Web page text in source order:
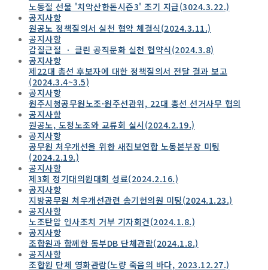
노동절 선물 '치악산한돈시즌3' 조기 지급(3024.3.22.)
공지사항
원공노 정책질의서 실천 협약 체결식(2024.3.11.)
공지사항
갑질근절 ㆍ 클린 공직문화 실천 협약식(2024.3.8)
공지사항
제22대 총선 후보자에 대한 정책질의서 전달 결과 보고
(2024.3.4~3.5)
공지사항
원주시청공무원노조·원주선관위, 22대 총선 선거사무 협의
공지사항
원공노, 도청노조와 교류회 실시(2024.2.19.)
공지사항
공무원 처우개선을 위한 새진보연합 노동본부장 미팅
(2024.2.19.)
공지사항
제3회 정기대의원대회 성료(2024.2.16.)
공지사항
지방공무원 처우개선관련 송기헌의원 미팅(2024.1.23.)
공지사항
노조탄압 인사조치 거부 기자회견(2024.1.8.)
공지사항
조합원과 함께한 동부DB 단체관람(2024.1.8.)
공지사항
조합원 단체 영화관람(노량 죽음의 바다, 2023.12.27.)